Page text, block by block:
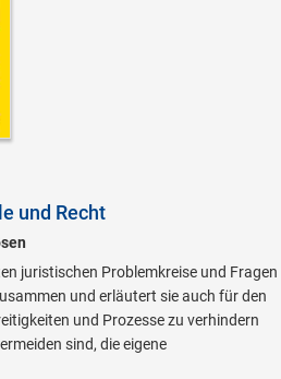
und Recht
juristischen Problemkreise und Fragen
und erläutert sie auch für den
und Prozesse zu verhindern
sind, die eigene